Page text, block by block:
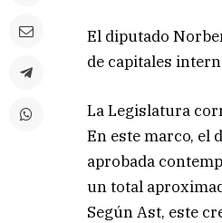
El diputado
de capitales
La Legislatura
En este marco, el
aprobada
un total
Según Ast, este